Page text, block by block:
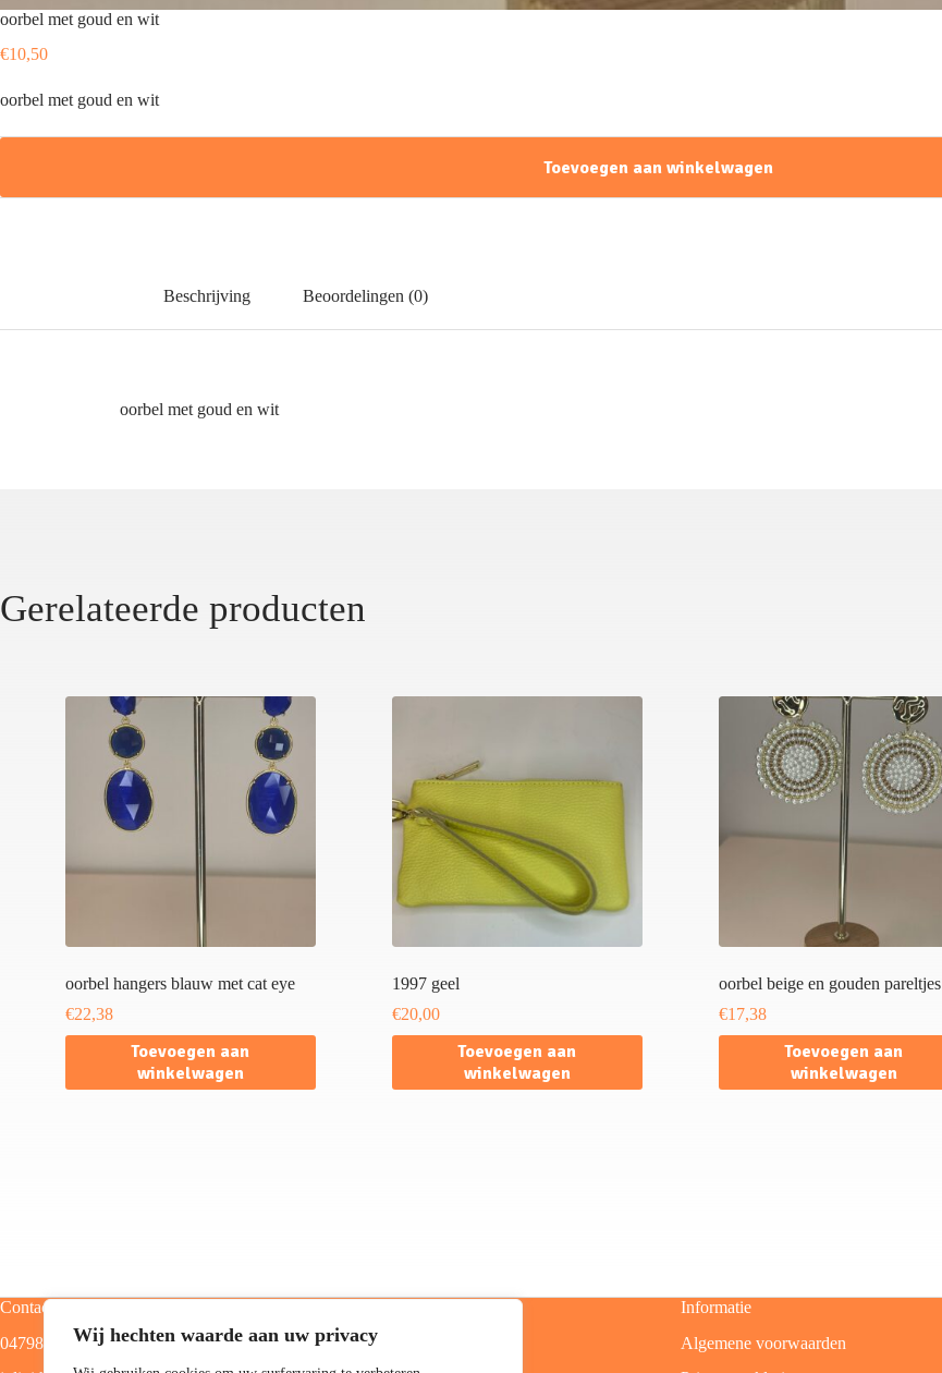
Wij hechten waarde aan uw privacy
oorbel met goud en wit
€10,50
oorbel met goud en wit
Toevoegen aan winkelwagen
Beschrijving Beoordelingen (0)
oorbel met goud en wit
Gerelateerde producten
oorbel hangers blauw met cat eye
€22,38
Toevoegen aan
winkelwagen
1997 geel
€20,00
Toevoegen aan
winkelwagen
oorbel beige en gouden pareltjes
€17,38
Toevoegen aan
winkelwagen
Contact
0479805129
Home
Informatie
Algemene voorwaarden